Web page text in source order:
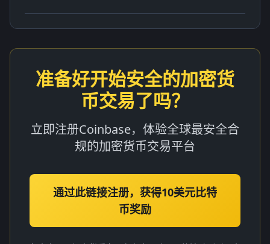
准备好开始安全的加密货
币交易了吗？
立即注册Coinbase，体验全球最安全合
规的加密货币交易平台
通过此链接注册，获得10美元比特
币奖励